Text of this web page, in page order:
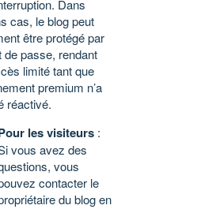
Dans
cas, le blog peut
être protégé par
de passe, rendant
limité tant que
premium n’a
réactivé.
les visiteurs :
vous avez des
vous
contacter le
du blog en